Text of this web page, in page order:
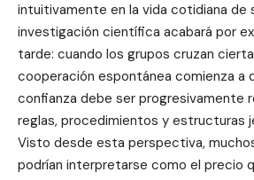
intuitivamente en la vida cotidiana de
investigación científica acabará por
tarde: cuando los grupos cruzan
cooperación espontánea comienza a
confianza debe ser progresivamente
reglas, procedimientos y estructuras
Visto desde esta perspectiva,
podrían interpretarse como el precio